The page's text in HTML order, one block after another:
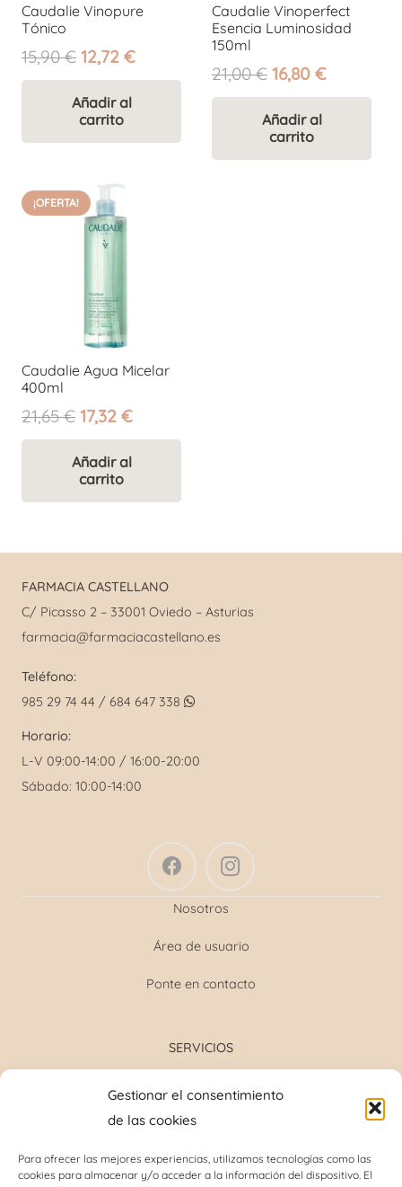
Gestionar el consentimiento
de las cookies
Para ofrecer las mejores experiencias, utilizamos tecnologías como las
cookies para almacenar y/o acceder a la información del dispositivo. El
Caudalie Vinopure
Tónico
15,90€ El
precio
original
era:
15,90 €.
12,72 €El
precio
12,72 €.
Añadir al
carrito
Caudalie Vinoperfect
Esencia Luminosidad
150ml
21,00€ El
precio
original
era:
21,00 €.
16,80 €El
precio
16,80 €.
Añadir al
carrito
¡OFERTA!
Caudalie Agua Micelar
400ml
21,65€ El
precio
original
era:
21,65 €.
17,32 €El
precio
17,32 €.
Añadir al
carrito
FARMACIA CASTELLANO
C/ Picasso 2 – 33001 Oviedo – Asturias
farmacia@farmaciacastellano.es
Teléfono:
985 29 74 44 / 684 647 338
Horario:
L-V 09:00-14:00 / 16:00-20:00
Sábado: 10:00-14:00
Nosotros
Área de usuario
Ponte en contacto
SERVICIOS
Determinación glucosa y colesterol total
Perforación del lóbulo de la oreja